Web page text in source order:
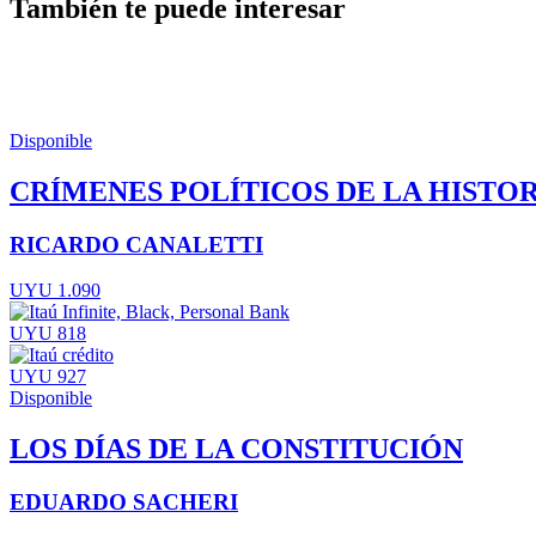
También te puede interesar
Disponible
CRÍMENES POLÍTICOS DE LA
RICARDO CANALETTI
UYU 1.090
UYU 818
UYU 927
Disponible
LOS DÍAS DE LA CONSTITUCIÓN
EDUARDO SACHERI